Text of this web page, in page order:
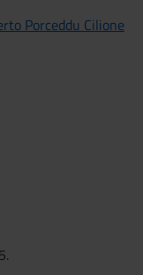
Porceddu Cilione